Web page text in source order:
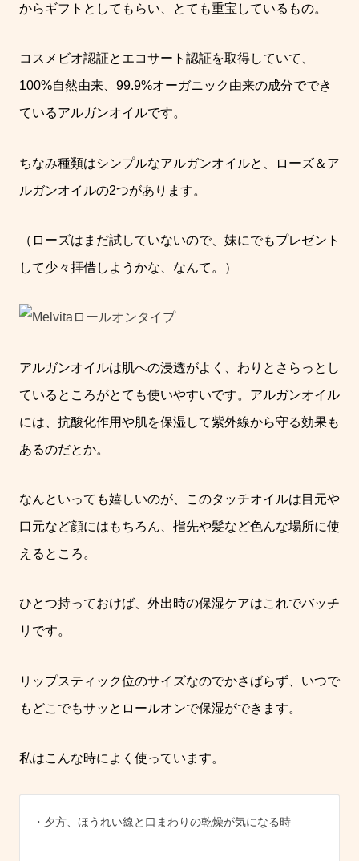
からギフトとしてもらい、とても重宝しているもの。
コスメビオ認証とエコサート認証を取得していて、
100%自然由来、99.9%オーガニック由来の成分ででき
ているアルガンオイルです。
ちなみ種類はシンプルなアルガンオイルと、ローズ＆ア
ルガンオイルの2つがあります。
（ローズはまだ試していないので、妹にでもプレゼント
して少々拝借しようかな、なんて。）
アルガンオイルは肌への浸透がよく、わりとさらっとし
ているところがとても使いやすいです。アルガンオイル
には、抗酸化作用や肌を保湿して紫外線から守る効果も
あるのだとか。
なんといっても嬉しいのが、このタッチオイルは目元や
口元など顔にはもちろん、指先や髪など色んな場所に使
えるところ。
ひとつ持っておけば、外出時の保湿ケアはこれでバッチ
リです。
リップスティック位のサイズなのでかさばらず、いつで
もどこでもサッとロールオンで保湿ができます。
私はこんな時によく使っています。
・夕方、ほうれい線と口まわりの乾燥が気になる時